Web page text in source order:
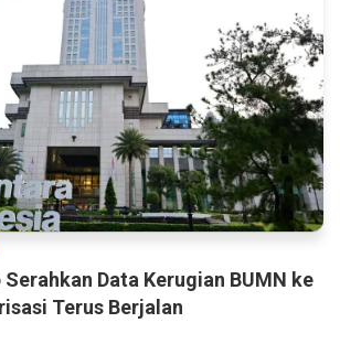
Data Kerugian BUMN ke
Terus Berjalan